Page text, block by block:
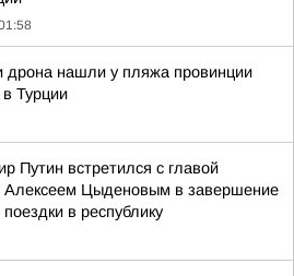
дрона нашли у пляжа провинции
Турции
Путин встретился с главой
Алексеем Цыденовым в завершение
в республику